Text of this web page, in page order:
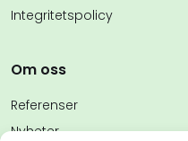
Integritetspolicy
Om oss
Referenser
Nyheter